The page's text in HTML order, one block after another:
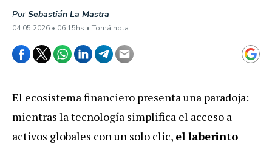
PorSebastián La Mastra
04.05.2026 • 06:15hs • Tomá nota
El ecosistema financiero presenta una paradoja:
mientras la tecnología simplifica el acceso a
activos globales con un solo clic, el laberinto